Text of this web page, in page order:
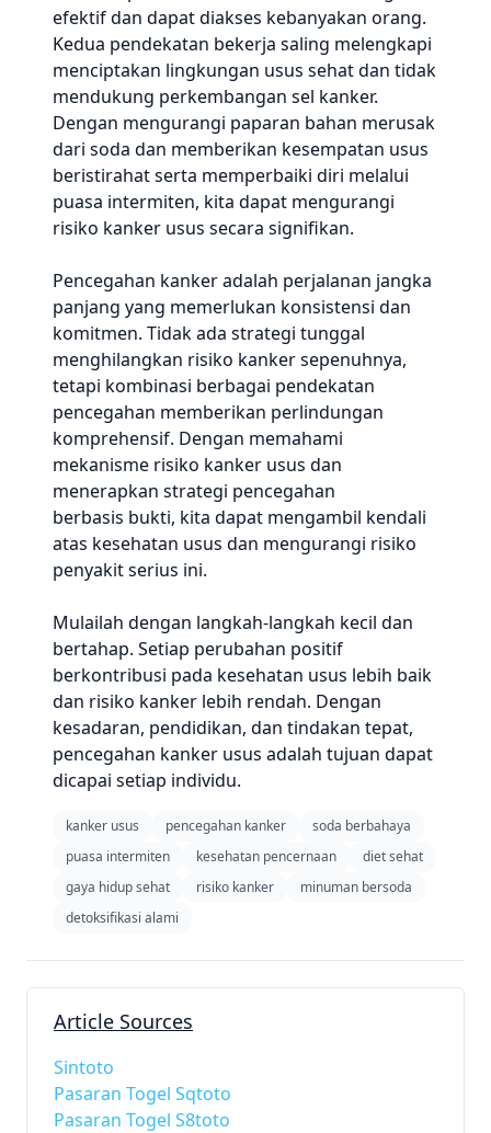
efektif dan dapat diakses kebanyakan orang.
Kedua pendekatan bekerja saling melengkapi
menciptakan lingkungan usus sehat dan tidak
mendukung perkembangan sel kanker.
Dengan mengurangi paparan bahan merusak
dari soda dan memberikan kesempatan usus
beristirahat serta memperbaiki diri melalui
puasa intermiten, kita dapat mengurangi
risiko kanker usus secara signifikan.
Pencegahan kanker adalah perjalanan jangka
panjang yang memerlukan konsistensi dan
komitmen. Tidak ada strategi tunggal
menghilangkan risiko kanker sepenuhnya,
tetapi kombinasi berbagai pendekatan
pencegahan memberikan perlindungan
komprehensif. Dengan memahami
mekanisme risiko kanker usus dan
menerapkan strategi pencegahan
berbasis bukti, kita dapat mengambil kendali
atas kesehatan usus dan mengurangi risiko
penyakit serius ini.
Mulailah dengan langkah-langkah kecil dan
bertahap. Setiap perubahan positif
berkontribusi pada kesehatan usus lebih baik
dan risiko kanker lebih rendah. Dengan
kesadaran, pendidikan, dan tindakan tepat,
pencegahan kanker usus adalah tujuan dapat
dicapai setiap individu.
kanker usus pencegahan kanker
soda berbahaya
puasa intermiten
kesehatan pencernaan
diet sehat
gaya hidup sehat
risiko kanker
minuman bersoda
detoksifikasi alami
Article Sources
Sintoto
Pasaran Togel Sqtoto
Pasaran Togel S8toto